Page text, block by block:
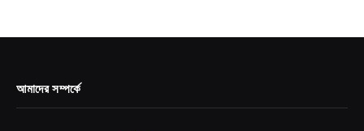
আমাদের সম্পর্কে